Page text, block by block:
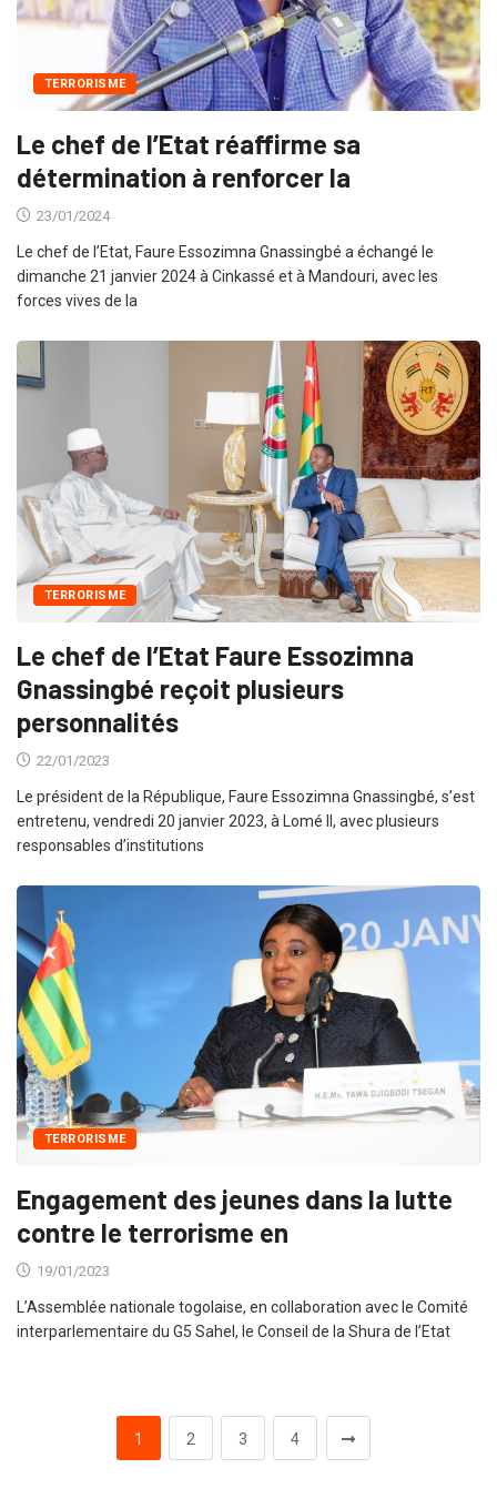
TERRORISME
Le chef de l’Etat réaffirme sa
détermination à renforcer la
23/01/2024
Le chef de l’Etat, Faure Essozimna Gnassingbé a échangé le
dimanche 21 janvier 2024 à Cinkassé et à Mandouri, avec les
forces vives de la
TERRORISME
Le chef de l’Etat Faure Essozimna
Gnassingbé reçoit plusieurs
personnalités
22/01/2023
Le président de la République, Faure Essozimna Gnassingbé, s’est
entretenu, vendredi 20 janvier 2023, à Lomé II, avec plusieurs
responsables d’institutions
TERRORISME
Engagement des jeunes dans la lutte
contre le terrorisme en
19/01/2023
L’Assemblée nationale togolaise, en collaboration avec le Comité
interparlementaire du G5 Sahel, le Conseil de la Shura de l’Etat
1 2 3 4